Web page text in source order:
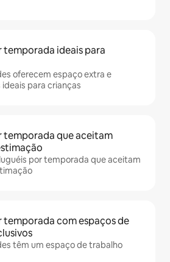
temporada ideais para
oferecem espaço extra e
para crianças
temporada que aceitam
por temporada que aceitam
temporada com espaços de
têm um espaço de trabalho